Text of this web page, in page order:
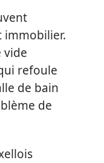
immobilier.
vide
refoule
de bain
de